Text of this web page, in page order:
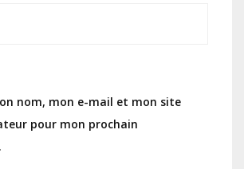
nom, mon e-mail et mon site
pour mon prochain